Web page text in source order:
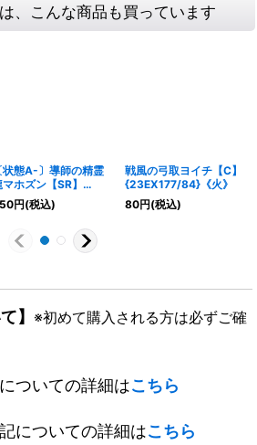
、こんな商品も買っています
状態A-〕導師の精霊
ホズン【SR】
60}《多》
円(税込)
戦風の弓取ヨイチ【C】
{23EX177/84}《火》
80円(税込)
】 ※初めて購入される方は必ずご確
ついての詳細はこちら
についての詳細はこちら